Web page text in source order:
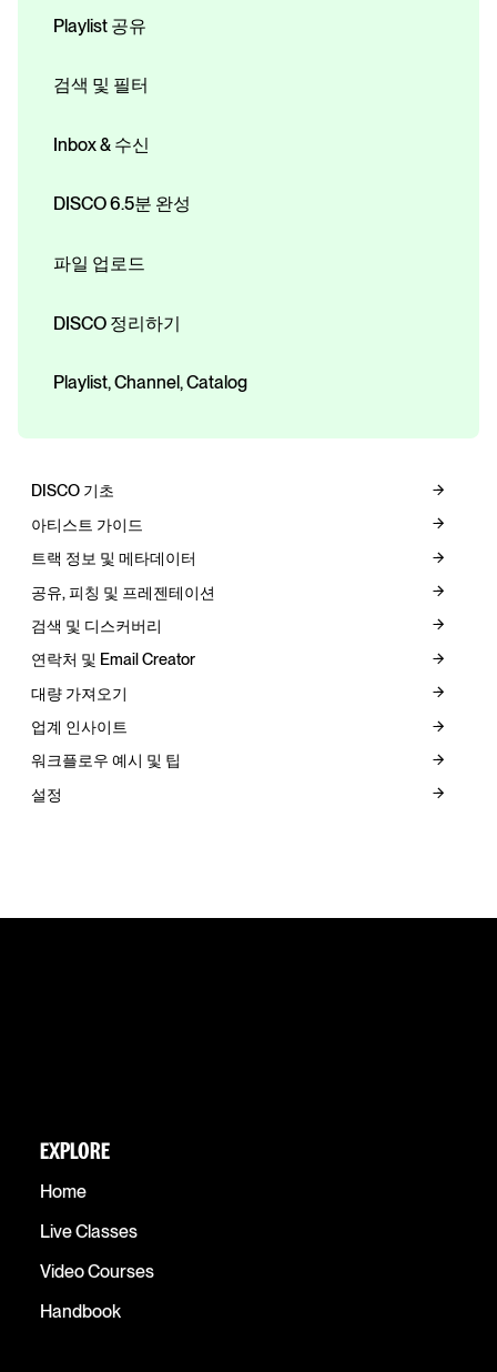
Playlist 공유
검색 및 필터
Inbox & 수신
DISCO 6.5분 완성
파일 업로드
DISCO 정리하기
Playlist, Channel, Catalog
DISCO 기초
아티스트 가이드
트랙 정보 및 메타데이터
공유, 피칭 및 프레젠테이션
검색 및 디스커버리
연락처 및 Email Creator
대량 가져오기
업계 인사이트
워크플로우 예시 및 팁
설정
EXPLORE
Home
Live Classes
Video Courses
Handbook